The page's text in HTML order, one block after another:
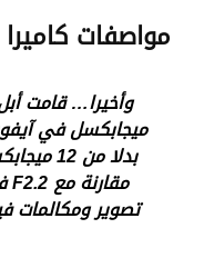
مواصفات
تصوير ومكالمات